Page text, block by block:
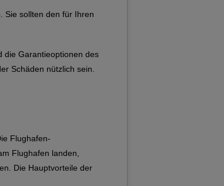
Sie sollten den für Ihren
die Garantieoptionen des
Schäden nützlich sein.
Flughafen-
Flughafen landen,
Die Hauptvorteile der